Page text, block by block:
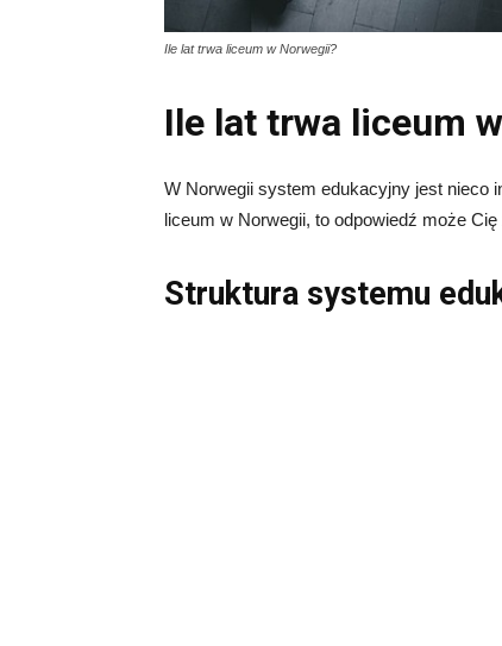
Ile lat trwa liceum w Norwegii?
Ile lat trwa liceum
W Norwegii system edukacyjny jest nieco
liceum w Norwegii, to odpowiedź może
Struktura systemu